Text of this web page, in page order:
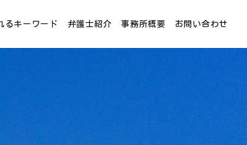
るキーワード 弁護士紹介 事務所概要 お問い合わせ